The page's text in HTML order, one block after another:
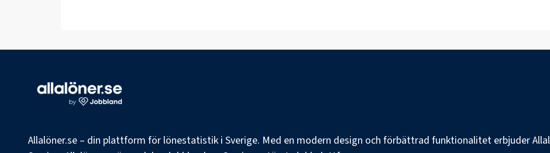
Allalöner.se – din plattform för lönestatistik i Sverige. Med en modern design och förbättrad funktionalitet erbjuder